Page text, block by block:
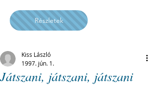
Részletek
Játszani, játszani, játszani
Kiss László
1997. jún. 1.